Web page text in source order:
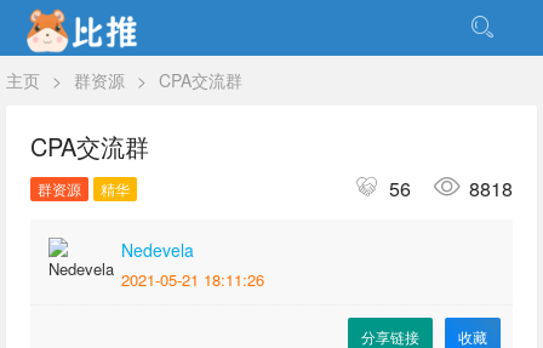
主页 > 群资源 > CPA交流群
CPA交流群
群资源 精华 56 8818
Nedevela
2021-05-21 18:11:26
分享链接 收藏